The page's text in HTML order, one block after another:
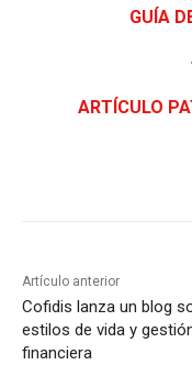
GUÍA
ARTÍCULO
Artículo anterior
Cofidis lanza un blog
estilos de vida y
financiera